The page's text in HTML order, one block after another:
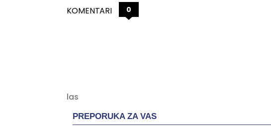
KOMENTARI 0
PREPORUKA ZA VAS